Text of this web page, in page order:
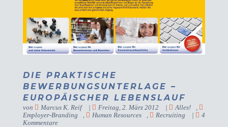
DIE PRAKTISCHE
BEWERBUNGSUNTERLAGE –
EUROPÄISCHER LEBENSLAUF
von Marcus K. Reif | Freitag, 2. März 2012 | Alles!
Employer-Branding
Human Resources Recruiting |
4
Kommentare